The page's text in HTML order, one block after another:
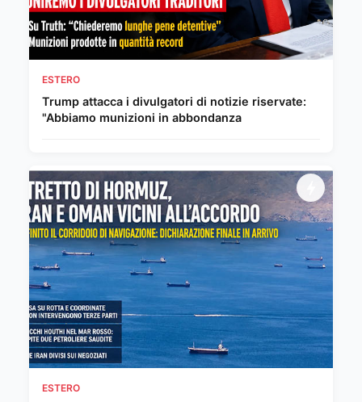
ESTERO
Trump attacca i divulgatori di notizie riservate:
"Abbiamo munizioni in abbondanza
ESTERO